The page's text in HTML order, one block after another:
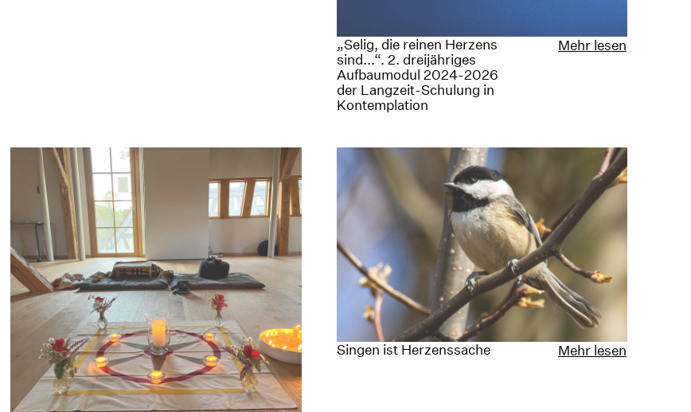
„Selig, die reinen Herzens
sind...“. 2. dreijähriges
Aufbaumodul 2024-2026
der Langzeit-Schulung in
Kontemplation
Mehr lesen
Singen ist Herzenssache Mehr lesen